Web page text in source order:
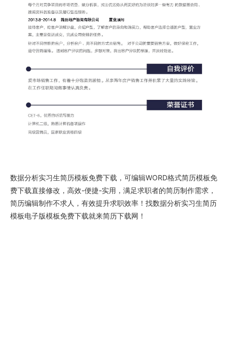
数据分析实习生简历模板免费下载 ，可编辑WORD格式简历模板免
费下载直接修改，高效-便捷-实用，满足求职者的简历制作需求，
简历编辑制作不求人，有效提升求职效率！找数据分析实习生简历
模板电子版模板免费下载就来简历下载网 ！